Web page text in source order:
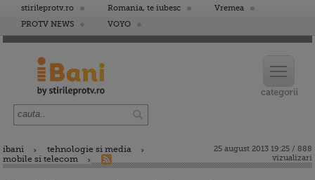
stirileprotv.ro Romania, te iubesc
Vremea
PROTV NEWS
VOYO
ibani
tehnologie si media
mobile si telecom
25 august 2013 19:25 / 888
vizualizari